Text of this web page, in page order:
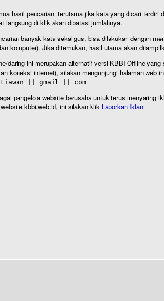
hasil pencarian, terutama jika kata yang dicari
langsung di klik akan dibatasi jumlahnya.
banyak kata sekaligus, bisa dilakukan dengan
komputer). Jika ditemukan, hasil utama akan
daring ini merupakan alternatif versi KBBI Offline
koneksi internet), silakan mengunjungi halaman web
|| gmail || com
pengelola website berusaha untuk terus menyaring
kbbi.web.id, ini silakan klik Laporkan Iklan